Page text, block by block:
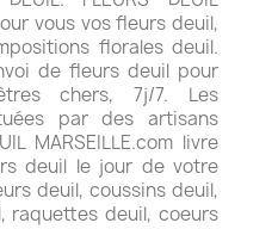
vous vos fleurs deuil,
florales deuil.
de fleurs deuil pour
chers, 7j/7. Les
par des artisans
MARSEILLE.com livre
deuil le jour de votre
deuil, coussins deuil,
raquettes deuil, coeurs